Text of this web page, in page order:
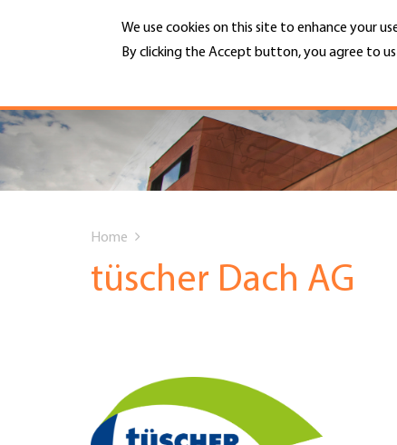
We use cookies on this site to enhance your
By clicking the Accept button, you agree to
Hauptnavigation
PORTRAIT
DIENSTLEISTUNGEN
UNTERNEHMEN FINDEN
MENU
are
Home
tüscher Dach AG